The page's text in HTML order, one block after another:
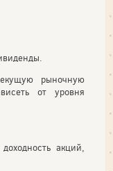
рыночную
от уровня
акций,